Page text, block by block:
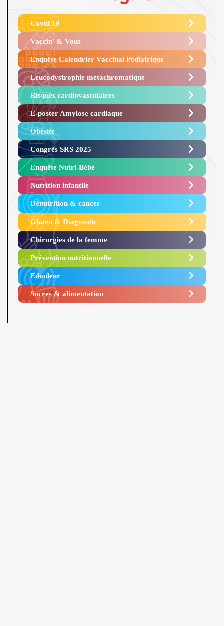
Covid 19
Vaccin’ & Vous
Enquête Calendrier Vaccinal Pédiatrique
Leucodystrophie métachromatique
Risques cardiovasculaires
E-poster Amylose cardiaque ​
Obésité ​
Congrès SRS 2025 ​
Enquête Nutri-Bébé ​
Nutrition infantile
Dénutrition & cancer
Gluten & Diagnostic
Chirurgies de la femme
Prévention nutritionnelle
Edouleur​
Sucres & alimentation​